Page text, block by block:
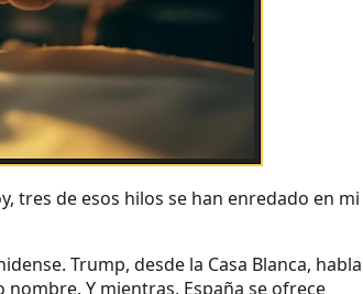
tres de esos hilos se han enredado en mi
Trump, desde la Casa Blanca, habla
Y mientras, España se ofrece